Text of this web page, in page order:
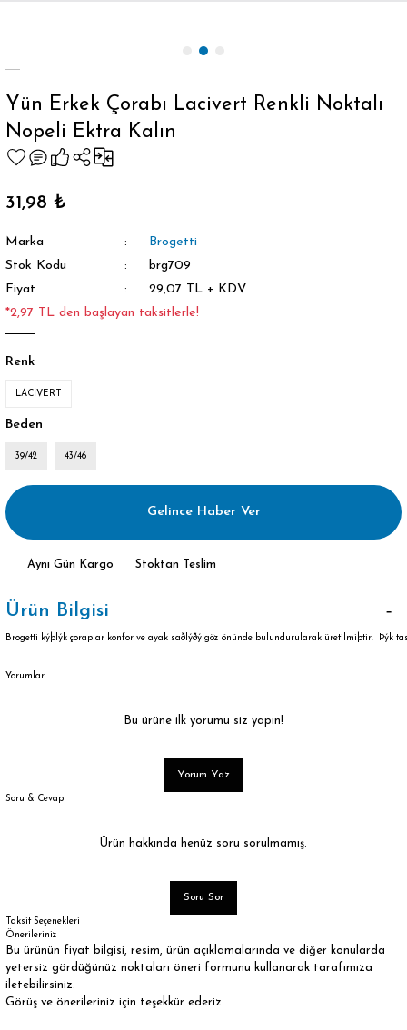
Yün Erkek Çorabı Lacivert Renkli Noktalı
Nopeli Ektra Kalın
31,98 ₺
Marka
Brogetti
Stok Kodu
brg709
Fiyat
29,07 TL + KDV
*2,97 TL den başlayan taksitlerle!
Renk
LACİVERT
Beden
39/42 43/46
Gelince Haber Ver
Aynı Gün Kargo Stoktan Teslim
Ürün Bilgisi
Brogetti kýþlýk çoraplar konfor ve ayak saðlýðý göz önünde bulundurularak üretilmiþtir. Þýk
Yorumlar
Bu ürüne ilk yorumu siz yapın!
Yorum Yaz
Soru & Cevap
Ürün hakkında henüz soru sorulmamış.
Soru Sor
Taksit Seçenekleri
Önerileriniz
Bu ürünün fiyat bilgisi, resim, ürün açıklamalarında ve diğer konularda
yetersiz gördüğünüz noktaları öneri formunu kullanarak tarafımıza
iletebilirsiniz.
Görüş ve önerileriniz için teşekkür ederiz.